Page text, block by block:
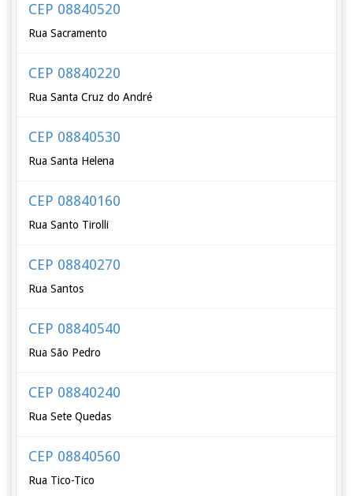
CEP 08840520
Rua Sacramento
CEP 08840220
Rua Santa Cruz do André
CEP 08840530
Rua Santa Helena
CEP 08840160
Rua Santo Tirolli
CEP 08840270
Rua Santos
CEP 08840540
Rua São Pedro
CEP 08840240
Rua Sete Quedas
CEP 08840560
Rua Tico-Tico